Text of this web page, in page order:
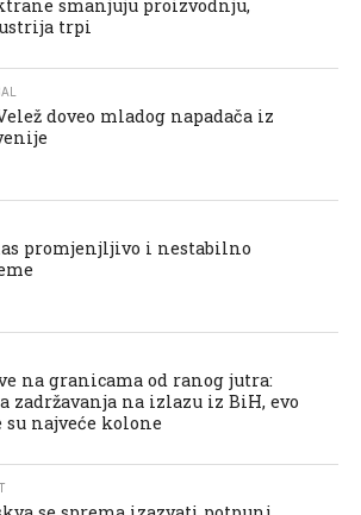
smanjuju proizvodnju,
trpi
doveo mladog napadača iz
promjenjljivo i nestabilno
na granicama od ranog jutra:
zadržavanja na izlazu iz BiH, evo
su najveće kolone